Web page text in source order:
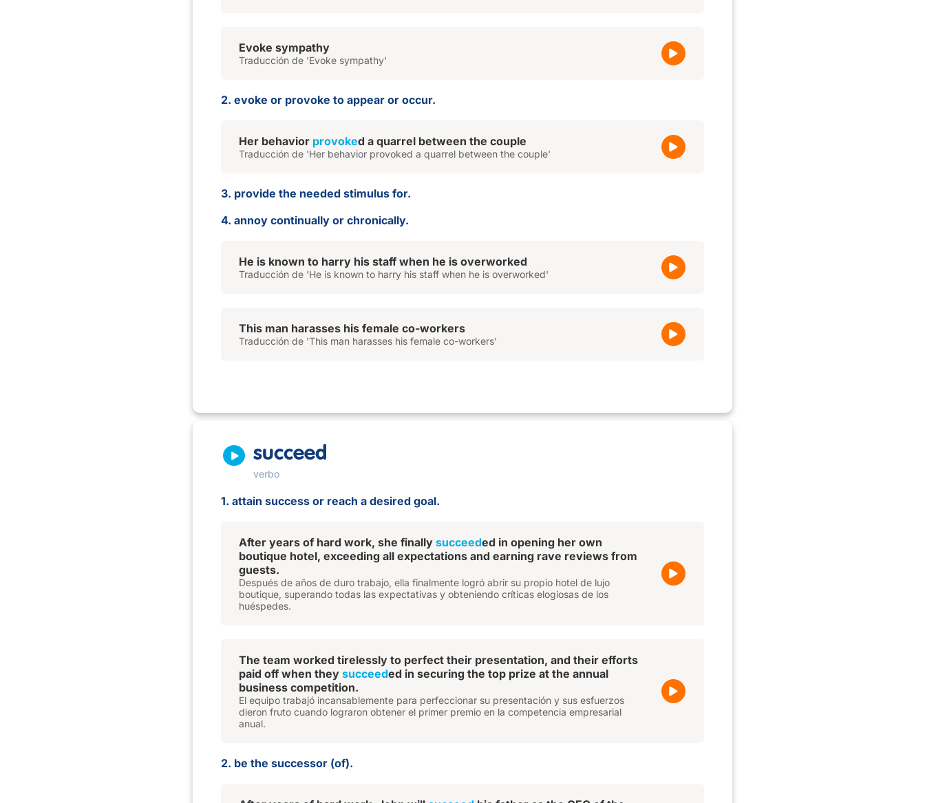
Evoke sympathy
Traducción de 'Evoke sympathy'
2. evoke or provoke to appear or occur.
Her behavior provoked a quarrel between the couple
Traducción de 'Her behavior provoked a quarrel between the couple'
3. provide the needed stimulus for.
4. annoy continually or chronically.
He is known to harry his staff when he is overworked
Traducción de 'He is known to harry his staff when he is overworked'
This man harasses his female co-workers
Traducción de 'This man harasses his female co-workers'
succeed
verbo
1. attain success or reach a desired goal.
After years of hard work, she finally succeeded in opening her own
boutique hotel, exceeding all expectations and earning rave reviews from
guests.
Después de años de duro trabajo, ella finalmente logró abrir su propio hotel de lujo
boutique, superando todas las expectativas y obteniendo críticas elogiosas de los
huéspedes.
The team worked tirelessly to perfect their presentation, and their efforts
paid off when they succeeded in securing the top prize at the annual
business competition.
El equipo trabajó incansablemente para perfeccionar su presentación y sus esfuerzos
dieron fruto cuando lograron obtener el primer premio en la competencia empresarial
anual.
2. be the successor (of).